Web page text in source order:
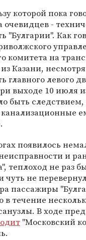
которой пока
очевидцев -
"Булгарии". Как
комитета на
Казани,
главного левого
выходе 10 июля
быть
появилось
и
теплоход не раз
чуть не
пассажиры
в течение
В ходе
"Московский